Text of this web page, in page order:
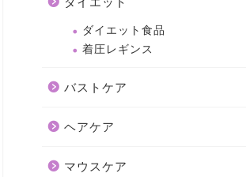
ダイエット食品
着圧レギンス
バストケア
ヘアケア
マウスケア